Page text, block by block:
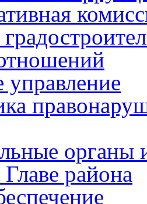
органы
района